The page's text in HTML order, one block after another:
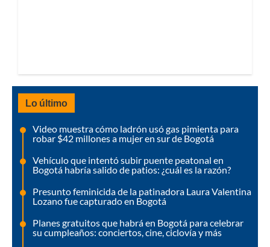
Lo último
Video muestra cómo ladrón usó gas pimienta para
robar $42 millones a mujer en sur de Bogotá
Vehículo que intentó subir puente peatonal en
Bogotá habría salido de patios: ¿cuál es la razón?
Presunto feminicida de la patinadora Laura Valentina
Lozano fue capturado en Bogotá
Planes gratuitos que habrá en Bogotá para celebrar
su cumpleaños: conciertos, cine, ciclovía y más